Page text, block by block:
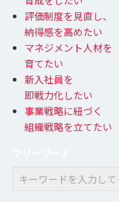
評価制度を見直し、
納得感を高めたい
マネジメント人材を
育てたい
新入社員を
即戦力化したい
事業戦略に紐づく
組織戦略を立てたい